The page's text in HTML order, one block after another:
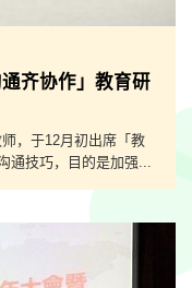
齐协作」教育研
，于12月初出席「教
通技巧，目的是加强...